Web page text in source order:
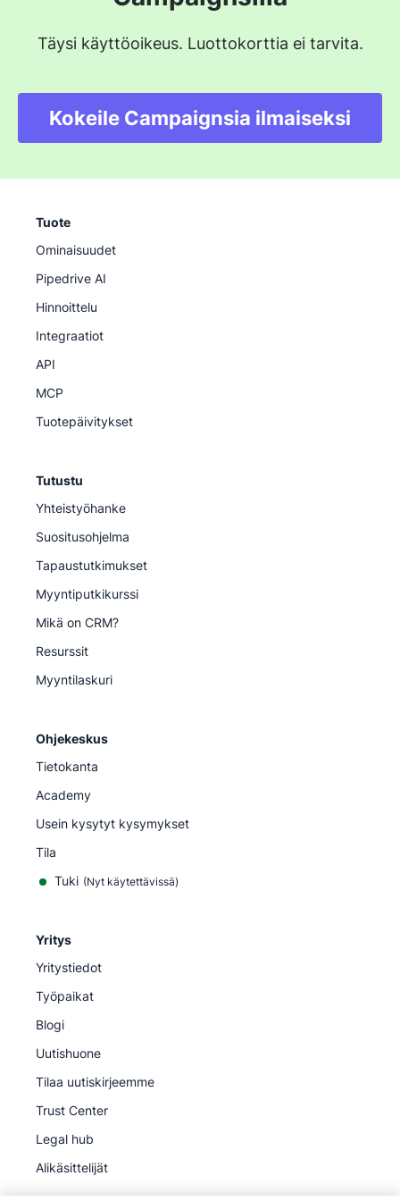
liikennettä ja aikaansaamaan sitoutumista yritysten ja
Täysi käyttöoikeus. Luottokorttia ei tarvita.
Kokeile Campaignsia ilmaiseksi
Tuote
Ominaisuudet
Pipedrive AI
Hinnoittelu
Integraatiot
API
MCP
Tuotepäivitykset
Tutustu
Yhteistyöhanke
Suositusohjelma
Tapaustutkimukset
Myyntiputkikurssi
Mikä on CRM?
Resurssit
Myyntilaskuri
Ohjekeskus
Tietokanta
Academy
Usein kysytyt kysymykset
Tila
Tuki (Nyt käytettävissä)
Yritys
Yritystiedot
Työpaikat
Blogi
Uutishuone
Tilaa uutiskirjeemme
Trust Center
Legal hub
Alikäsittelijät